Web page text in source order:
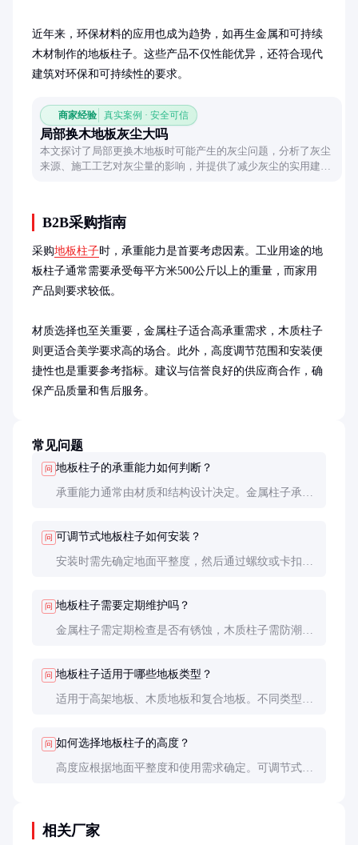
近年来，环保材料的应用也成为趋势，如再生金属和可持续
木材制作的地板柱子。这些产品不仅性能优异，还符合现代
建筑对环保和可持续性的要求。
商家经验 真实案例 · 安全可信
局部换木地板灰尘大吗
本文探讨了局部更换木地板时可能产生的灰尘问题，分析了灰尘
来源、施工工艺对灰尘量的影响，并提供了减少灰尘的实用建
B2B采购指南
采购地板柱子时，承重能力是首要考虑因素。工业用途的地
板柱子通常需要承受每平方米500公斤以上的重量，而家用
产品则要求较低。
材质选择也至关重要，金属柱子适合高承重需求，木质柱子
则更适合美学要求高的场合。此外，高度调节范围和安装便
捷性也是重要参考指标。建议与信誉良好的供应商合作，确
保产品质量和售后服务。
常见问题
问 地板柱子的承重能力如何判断？
承重能力通常由材质和结构设计决定。金属柱子承重
问 可调节式地板柱子如何安装？
安装时需先确定地面平整度，然后通过螺纹或卡扣调
问 地板柱子需要定期维护吗？
金属柱子需定期检查是否有锈蚀，木质柱子需防潮防
问 地板柱子适用于哪些地板类型？
适用于高架地板、木质地板和复合地板。不同类型的
问 如何选择地板柱子的高度？
高度应根据地面平整度和使用需求确定。可调节式柱
相关厂家